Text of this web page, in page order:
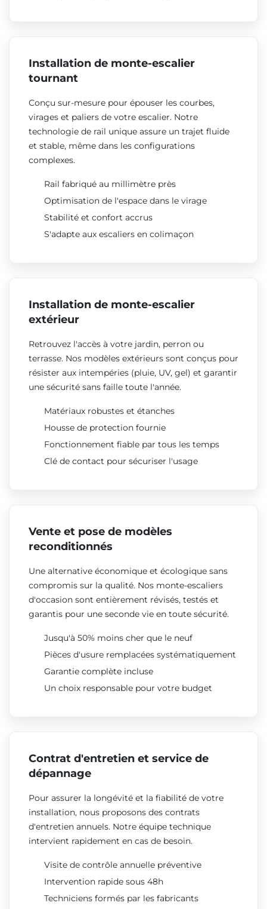
Installation de monte-escalier
tournant
Conçu sur-mesure pour épouser les courbes,
virages et paliers de votre escalier. Notre
technologie de rail unique assure un trajet fluide
et stable, même dans les configurations
complexes.
Rail fabriqué au millimètre près
Optimisation de l'espace dans le virage
Stabilité et confort accrus
S'adapte aux escaliers en colimaçon
Installation de monte-escalier
extérieur
Retrouvez l'accès à votre jardin, perron ou
terrasse. Nos modèles extérieurs sont conçus pour
résister aux intempéries (pluie, UV, gel) et garantir
une sécurité sans faille toute l'année.
Matériaux robustes et étanches
Housse de protection fournie
Fonctionnement fiable par tous les temps
Clé de contact pour sécuriser l'usage
Vente et pose de modèles
reconditionnés
Une alternative économique et écologique sans
compromis sur la qualité. Nos monte-escaliers
d'occasion sont entièrement révisés, testés et
garantis pour une seconde vie en toute sécurité.
Jusqu'à 50% moins cher que le neuf
Pièces d'usure remplacées systématiquement
Garantie complète incluse
Un choix responsable pour votre budget
Contrat d'entretien et service de
dépannage
Pour assurer la longévité et la fiabilité de votre
installation, nous proposons des contrats
d'entretien annuels. Notre équipe technique
intervient rapidement en cas de besoin.
Visite de contrôle annuelle préventive
Intervention rapide sous 48h
Techniciens formés par les fabricants